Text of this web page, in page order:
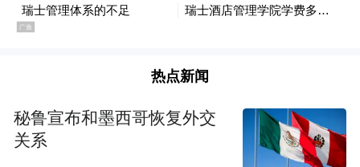
热点新闻
秘鲁宣布和墨西哥恢复外交
关系